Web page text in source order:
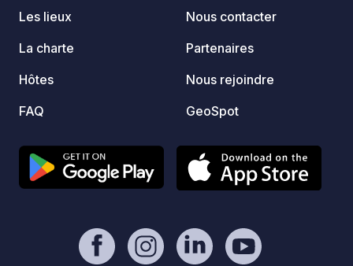
Les lieux
La charte
Hôtes
FAQ
Nous contacter
Partenaires
Nous rejoindre
GeoSpot